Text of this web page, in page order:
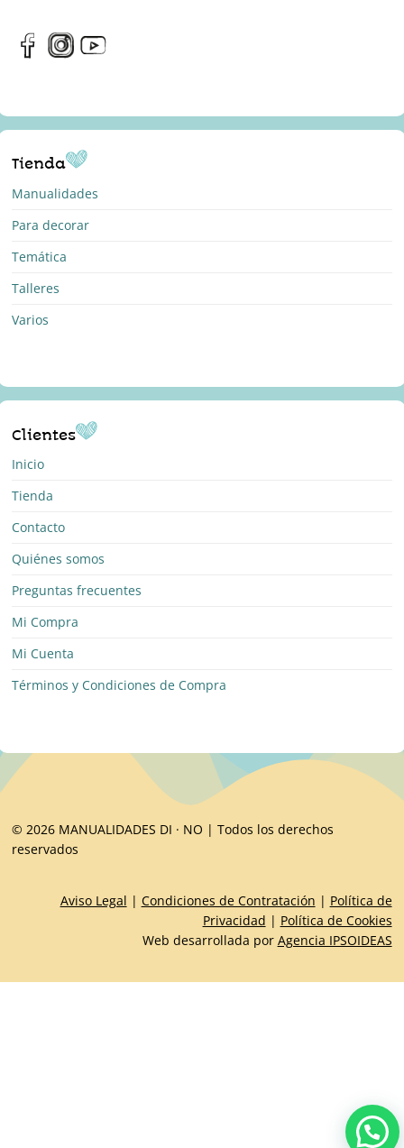
Tienda
Manualidades
Para decorar
Temática
Talleres
Varios
Clientes
Inicio
Tienda
Contacto
Quiénes somos
Preguntas frecuentes
Mi Compra
Mi Cuenta
Términos y Condiciones de Compra
© 2026 MANUALIDADES DI · NO | Todos los derechos
reservados
Aviso Legal | Condiciones de Contratación | Política de
Privacidad | Política de Cookies
Web desarrollada por Agencia IPSOIDEAS